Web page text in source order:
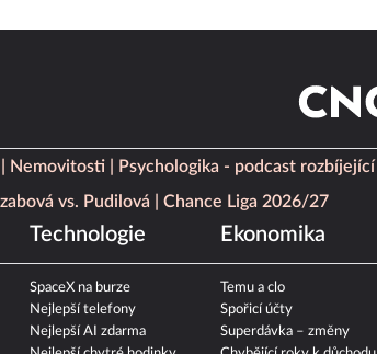
Nemovitosti
Psychologika - podcast rozbíjející
vs. Pudilová Chance Liga 2026/27
Technologie
SpaceX na burze
Nejlepší telefony
Nejlepší AI zdarma
Ekonomika
Temu a clo
Spořicí účty
Superdávka – změny